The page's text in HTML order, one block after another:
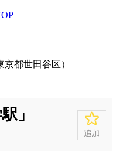
都世田谷区）
」
追加